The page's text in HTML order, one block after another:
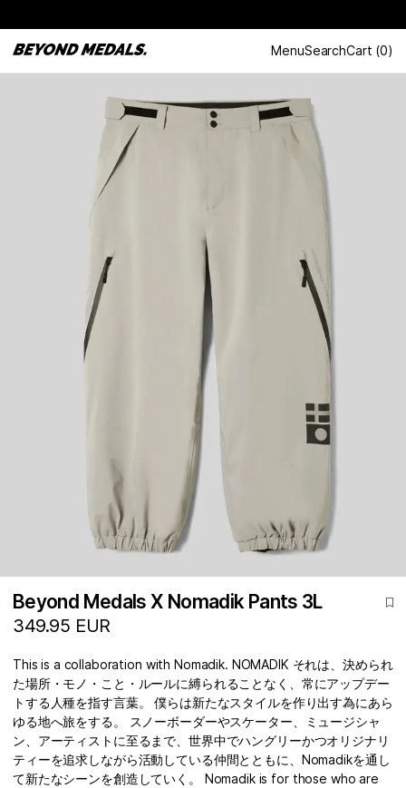
MenuSearchCart (0)
Beyond Medals X Nomadik Pants 3L
349.95 EUR
This is a collaboration with Nomadik. NOMADIK それは、決められ
た場所・モノ・こと・ルールに縛られることなく、常にアップデー
トする人種を指す言葉。 僕らは新たなスタイルを作り出す為にあら
ゆる地へ旅をする。 スノーボーダーやスケーター、ミュージシャ
ン、アーティストに至るまで、世界中でハングリーかつオリジナリ
ティーを追求しながら活動している仲間とともに、Nomadikを通し
て新たなシーンを創造していく。 Nomadik is for those who are